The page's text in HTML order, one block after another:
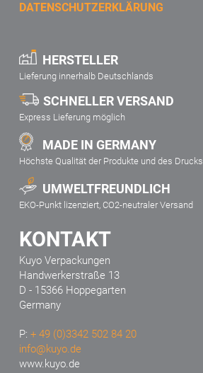
DATENSCHUTZERKLÄRUNG
HERSTELLER
Lieferung innerhalb Deutschlands
SCHNELLER VERSAND
Express Lieferung möglich
MADE IN GERMANY
Höchste Qualität der Produkte und des Drucks
UMWELTFREUNDLICH
EKO-Punkt lizenziert, CO2-neutraler Versand
KONTAKT
Kuyo Verpackungen
Handwerkerstraße 13
D - 15366 Hoppegarten
Germany
P: + 49 (0)3342 502 84 20
info@kuyo.de
www.kuyo.de